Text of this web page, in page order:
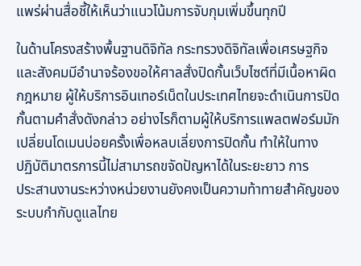
แพร่ผ่านสื่อชี้ให้เห็นว่าแนวโน้มการจับกุมเพิ่มขึ้นทุกปี
ในด้านโครงสร้างพื้นฐานดิจิทัล กระทรวงดิจิทัลเพื่อเศรษฐกิจ
และสังคมมีอำนาจร้องขอให้ศาลสั่งปิดกั้นเว็บไซต์ที่มีเนื้อหาผิด
กฎหมาย ผู้ให้บริการอินเทอร์เน็ตในประเทศไทยจะดำเนินการปิด
กั้นตามคำสั่งดังกล่าว อย่างไรก็ตามผู้ให้บริการแพลตฟอร์มมัก
เปลี่ยนโดเมนบ่อยครั้งเพื่อหลบเลี่ยงการปิดกั้น ทำให้ในทาง
ปฏิบัติมาตรการนี้ไม่สามารถขจัดปัญหาได้ในระยะยาว การ
ประสานงานระหว่างหน่วยงานยังคงเป็นความท้าทายสำคัญของ
ระบบกำกับดูแลไทย